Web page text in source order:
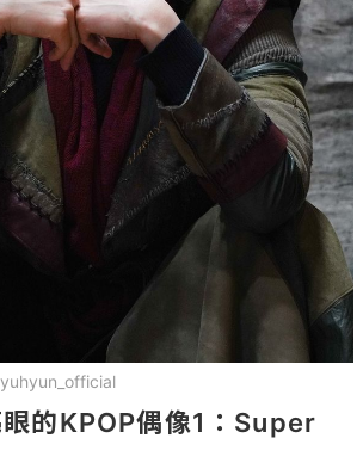
的KPOP偶像1：Super